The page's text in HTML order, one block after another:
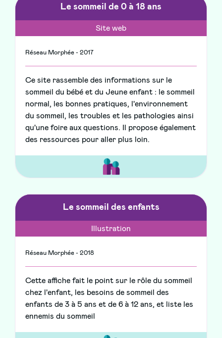
Le sommeil de 0 à 18 ans
Site web
Réseau Morphée - 2017
Ce site rassemble des informations sur le
sommeil du bébé et du Jeune enfant : le sommeil
normal, les bonnes pratiques, l'environnement
du sommeil, les troubles et les pathologies ainsi
qu'une foire aux questions. Il propose également
des ressources pour aller plus loin.
Le sommeil des enfants
Illustration
Réseau Morphée - 2018
Cette affiche fait le point sur le rôle du sommeil
chez l'enfant, les besoins de sommeil des
enfants de 3 à 5 ans et de 6 à 12 ans, et liste les
ennemis du sommeil